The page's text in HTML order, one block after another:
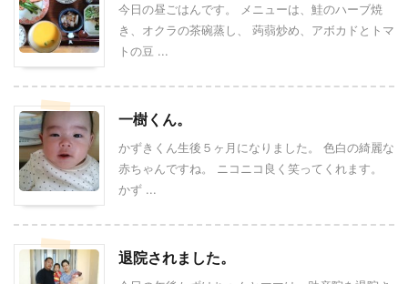
今日の昼ごはんです。 メニューは、鮭のハーブ焼
き、オクラの茶碗蒸し、 蒟蒻炒め、アボカドとトマ
トの豆 ...
一樹くん。
かずきくん生後５ヶ月になりました。 色白の綺麗な
赤ちゃんですね。 ニコニコ良く笑ってくれます。
かず ...
退院されました。